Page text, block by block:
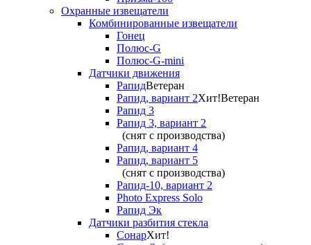
Охранные извещатели
Комбинированные извещатели
Гонец
Полюс-G
Полюс-G-mini
Датчики движения
РапидВетеран
Рапид, вариант 2Хит!Ветеран
Рапид 3
Рапид 3, вариант 2
(снят с производства)
Рапид, вариант 4
Рапид, вариант 5
(снят с производства)
Рапид-10, вариант 2
Photo Express Solo
Рапид Эк
Датчики разбития стекла
СонарХит!